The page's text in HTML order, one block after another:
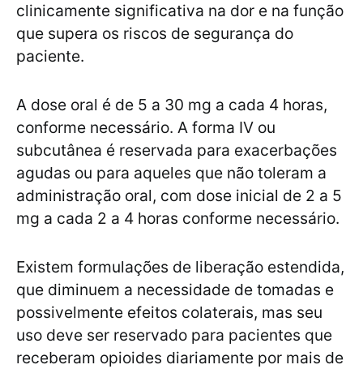
clinicamente significativa na dor e na função
que supera os riscos de segurança do
paciente.
A dose oral é de 5 a 30 mg a cada 4 horas,
conforme necessário. A forma IV ou
subcutânea é reservada para exacerbações
agudas ou para aqueles que não toleram a
administração oral, com dose inicial de 2 a 5
mg a cada 2 a 4 horas conforme necessário.
Existem formulações de liberação estendida,
que diminuem a necessidade de tomadas e
possivelmente efeitos colaterais, mas seu
uso deve ser reservado para pacientes que
receberam opioides diariamente por mais de